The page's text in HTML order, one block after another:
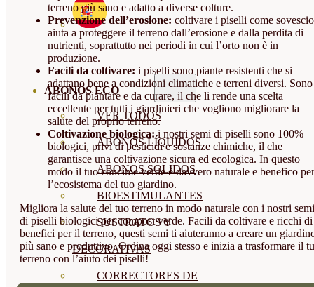
ABONOS ECO
VER TODOS
ABONOS LÍQUIDOS
ABONOS SOLIDOS
BIOESTIMULANTES
SUSTRATOS Y
DECORATIVAS
CORRECTORES DE
terreno più sano e adatto a diverse colture.
Prevenzione dell’erosione: coltivare i piselli come sovescio
aiuta a proteggere il terreno dall’erosione e dalla perdita di
nutrienti, soprattutto nei periodi in cui l’orto non è in
produzione.
Facili da coltivare: i piselli sono piante resistenti che si
adattano bene a condizioni climatiche e terreni diversi. Sono
facili da piantare e da curare, il che li rende una scelta
eccellente per tutti i giardinieri che vogliono migliorare la
salute del proprio terreno.
Coltivazione biologica:i nostri semi di piselli sono 100%
biologici, privi di pesticidi e sostanze chimiche, il che
garantisce una coltivazione sicura ed ecologica. In questo
modo il tuo concime verde è davvero naturale e benefico per
l’ecosistema del tuo giardino.
Migliora la salute del tuo terreno in modo naturale con i nostri semi
di piselli biologici per compost verde. Facili da coltivare e ricchi di
benefici per il terreno, questi semi ti aiuteranno a creare un
più sano e produttivo. Ordina oggi stesso e inizia a trasformare il
terreno con l’aiuto dei piselli!